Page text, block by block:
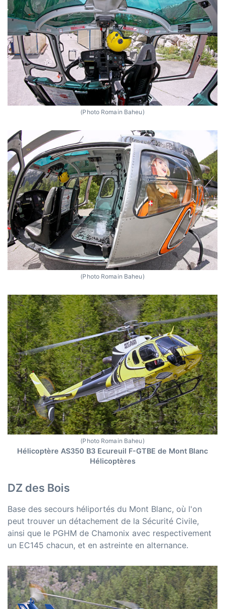
(Photo Romain Baheu)
(Photo Romain Baheu)
(Photo Romain Baheu)
Hélicoptère AS350 B3 Ecureuil F-GTBE de Mont Blanc
Hélicoptères
DZ des Bois
Base des secours héliportés du Mont Blanc, où l'on
peut trouver un détachement de la Sécurité Civile,
ainsi que le PGHM de Chamonix avec respectivement
un EC145 chacun, et en astreinte en alternance.